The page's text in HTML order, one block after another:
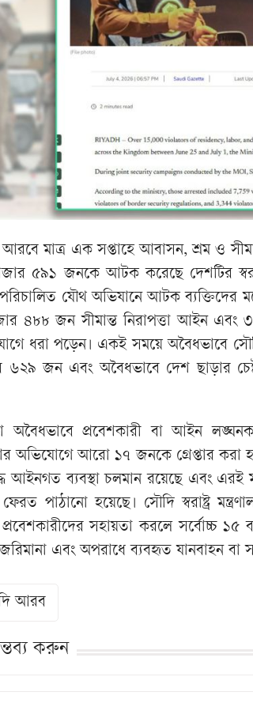
মাত্র এক সপ্তাহে আবাসন, শ্রম ও
৫৯১ জনকে আটক করেছে দেশটির
পরিচালিত যৌথ অভিযানে আটক
৪৮৮ জন সীমান্ত নিরাপত্তা আইন
ধরা পড়েন। একই সময়ে অবৈধভাবে
৬২৯ জন এবং অবৈধভাবে দেশ ছাড়ার
অবৈধভাবে প্রবেশকারী বা আইন
অভিযোগে আরো ১৭ জনকে গ্রেপ্তার করা
আইনগত ব্যবস্থা চলমান রয়েছে এবং
পাঠানো হয়েছে। সৌদি স্বরাষ্ট্র
সহায়তা করলে সর্বোচ্চ ১৫
জরিমানা এবং অপরাধে ব্যবহৃত যানবাহন বা
আরব
করুন